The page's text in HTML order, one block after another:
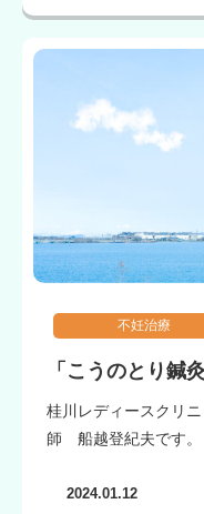
不妊治療
「こうのとり鍼
桂川レディースクリ
師 船越登紀夫です。
2024.01.12